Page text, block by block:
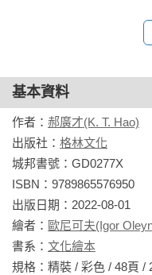
創造出豐富的視覺效果。
蛋彩（tempera）快乾，
它的覆蓋性強如壓克力顏
果。藉由如此特性，歐尼
的高低，時而疊加，時而
漓盡致。在《熊夢蝶　蝶
與魔法般的色彩，畫出兩
蝶兩位主角各自的煩惱與
基本資料
作者： 郝廣才(K. T. Hao)
出版社： 格林文化
城邦書號：GD0277X
ISBN：9789865576950
出版日期：2022-08-01
繪者： 歐尼可夫(Igor
書系： 文化繪本
規格：精裝 / 彩色 /